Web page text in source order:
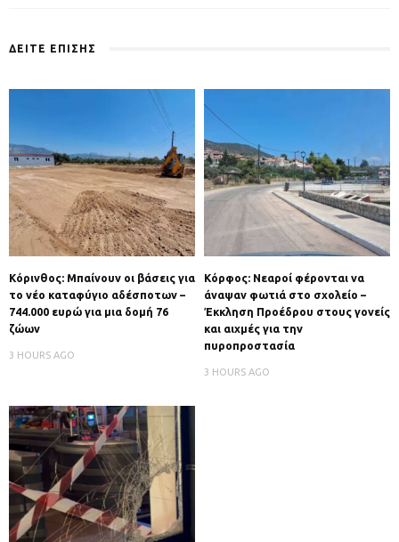
ΔΕΙΤΕ ΕΠΙΣΗΣ
Κόρινθος: Μπαίνουν οι βάσεις για
το νέο καταφύγιο αδέσποτων –
744.000 ευρώ για μια δομή 76
ζώων
3 HOURS AGO
Κόρφος: Νεαροί φέρονται να
άναψαν φωτιά στο σχολείο –
Έκκληση Προέδρου στους γονείς
και αιχμές για την
πυροπροστασία
3 HOURS AGO